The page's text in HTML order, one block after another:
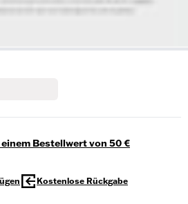
Bestellwert von 50 €
Kostenlose Rückgabe